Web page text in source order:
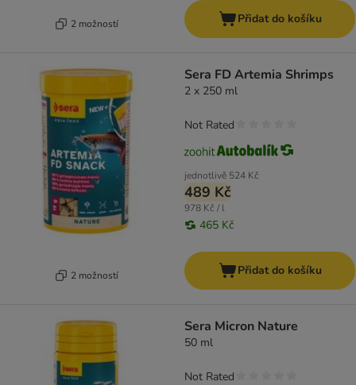
2 možností Přidat do košíku
2 možností
Sera FD Artemia Shrimps
2 x 250 ml
jednotlivě 524 Kč
489 Kč
978 Kč / l
465 Kč
Not Rated
Přidat do košíku
Sera Micron Nature
50 ml
Not Rated